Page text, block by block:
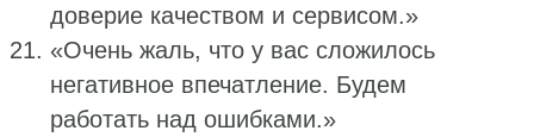
доверие качеством и сервисом.»
«Очень жаль, что у вас сложилось
негативное впечатление. Будем
работать над ошибками.»